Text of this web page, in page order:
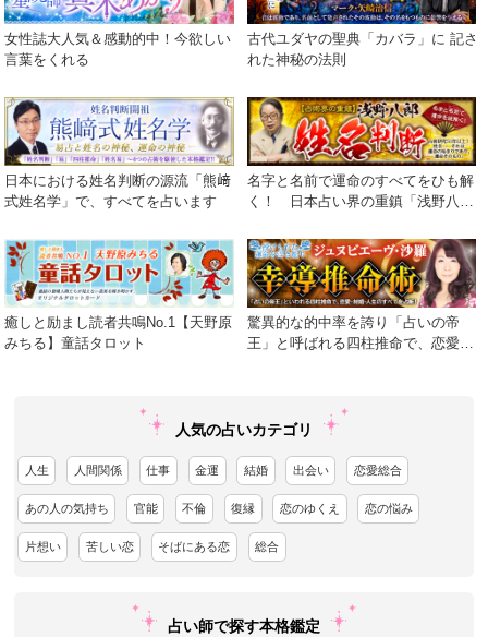
女性誌大人気＆感動的中！今欲しい
言葉をくれる
古代ユダヤの聖典「カバラ」に 記さ
れた神秘の法則
日本における姓名判断の源流「熊﨑
式姓名学」で、すべてを占います
名字と名前で運命のすべてをひも解
く！ 日本占い界の重鎮「浅野八
癒しと励まし読者共鳴No.1【天野原
みちる】童話タロット
驚異的な的中率を誇り「占いの帝
王」と呼ばれる四柱推命で、恋愛・
人気の占いカテゴリ
人生 人間関係 仕事 金運 結婚 出会い 恋愛総合
あの人の気持ち 官能 不倫 復縁 恋のゆくえ 恋の悩み
片想い 苦しい恋 そばにある恋 総合
占い師で探す本格鑑定